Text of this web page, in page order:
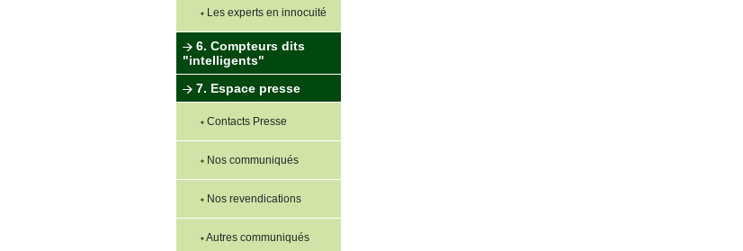
Les experts en innocuité
6. Compteurs dits
"intelligents"
7. Espace presse
Contacts Presse
Nos communiqués
Nos revendications
Autres communiqués